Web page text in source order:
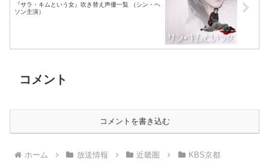
『サラ・キムという女』吹き替え声優一覧 （シン・ヘ
ソン主演）
コメント
コメントを書き込む
ホーム 放送情報 近畿圏 KBS京都